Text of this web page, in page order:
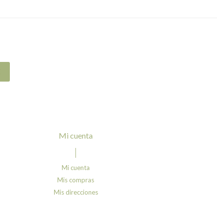
mi cuenta
Mi cuenta
Mis compras
Mis direcciones